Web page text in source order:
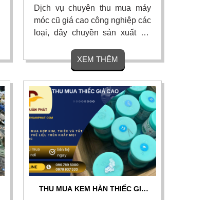
TẬN NƠI 24/7
Dịch vụ chuyên thu mua máy
móc cũ giá cao công nghiệp các
loại, dây chuyền sản xuất hư
giá cao sát thị trường. Chúng tôi
cam kết thanh toán nhanh
chóng, tháo dỡ và vận chuyển
miễn phí tận nơi toàn quốc.
XEM THÊM
THU MUA KEM HÀN THIẾC GIÁ